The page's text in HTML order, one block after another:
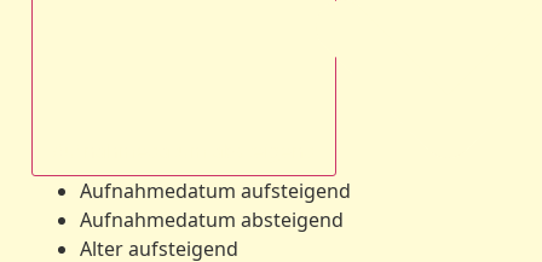
Aufnahmedatum aufsteigend
Aufnahmedatum absteigend
Alter aufsteigend